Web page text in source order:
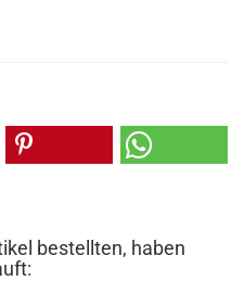
bestellten, haben